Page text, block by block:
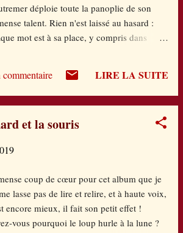
déploie toute la panoplie de son
talent. Rien n'est laissé au hasard :
mot est à sa place, y compris dans
? Non, il s'agit là de
tableaux à contempler, aux couleurs
en tout, entrecoupés de trois double
médaillons sépia poursuivent
heures de Jacominus Gainsborough , de
à sa mort. Ses joies, ses peines, les
tracas du quotidien, ses choix de vie, le
de l'âge adulte, la contemplation de
LIRE LA SUITE
et la souris
coup de cœur pour cet album que je
lasse pas de lire et relire, et à haute voix,
encore mieux, il fait son petit effet !
vous pourquoi le loup hurle à la lune ?